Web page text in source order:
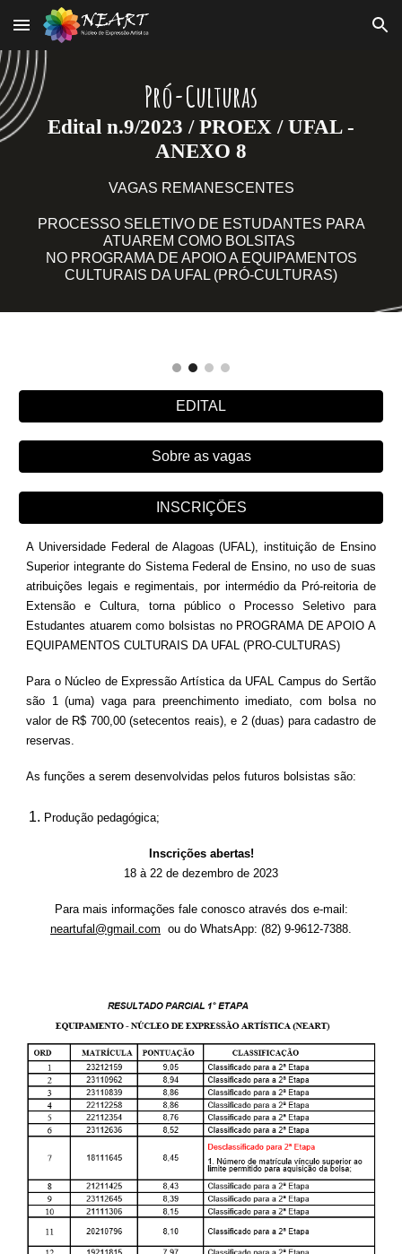
Skip to main content Skip to navigation
Pró-Culturas
Edital n.9/2023 / PROEX / UFAL -
ANEXO 8
VAGAS REMANESCENTES
PROCESSO SELETIVO DE ESTUDANTES PARA
ATUAREM COMO BOLSITAS
NO PROGRAMA DE APOIO A EQUIPAMENTOS
CULTURAIS DA UFAL (PRÓ-CULTURAS)
EDITAL
Sobre as vagas
INSCRIÇÕES
A Universidade Federal de Alagoas (UFAL), instituição de Ensino
Superior integrante do Sistema Federal de Ensino, no uso de suas
atribuições legais e regimentais, por intermédio da Pró-reitoria de
Extensão e Cultura, torna público o Processo Seletivo para
Estudantes atuarem como bolsistas no PROGRAMA DE APOIO A
EQUIPAMENTOS CULTURAIS DA UFAL (PRO-CULTURAS)
Para o Núcleo de Expressão Artística da UFAL Campus do Sertão
são 1 (uma) vaga para preenchimento imediato, com bolsa no
valor de R$ 700,00 (setecentos reais), e 2 (duas) para cadastro de
reservas.
As funções a serem desenvolvidas pelos futuros bolsistas são:
Produção pedagógica;
Inscrições abertas!
18 à 22 de dezembro de 2023
Para mais informações fale conosco através dos e-mail:
neartufal@gmail.com ou do WhatsApp: (82) 9-9612-7388.